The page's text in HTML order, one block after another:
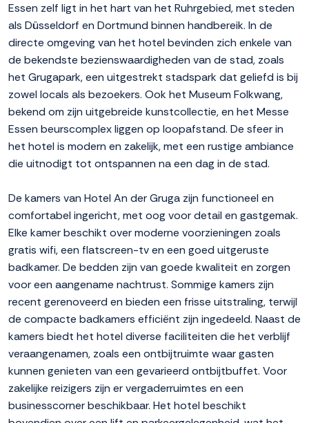
Essen zelf ligt in het hart van het Ruhrgebied, met steden
als Düsseldorf en Dortmund binnen handbereik. In de
directe omgeving van het hotel bevinden zich enkele van
de bekendste bezienswaardigheden van de stad, zoals
het Grugapark, een uitgestrekt stadspark dat geliefd is bij
zowel locals als bezoekers. Ook het Museum Folkwang,
bekend om zijn uitgebreide kunstcollectie, en het Messe
Essen beurscomplex liggen op loopafstand. De sfeer in
het hotel is modern en zakelijk, met een rustige ambiance
die uitnodigt tot ontspannen na een dag in de stad.
De kamers van Hotel An der Gruga zijn functioneel en
comfortabel ingericht, met oog voor detail en gastgemak.
Elke kamer beschikt over moderne voorzieningen zoals
gratis wifi, een flatscreen-tv en een goed uitgeruste
badkamer. De bedden zijn van goede kwaliteit en zorgen
voor een aangename nachtrust. Sommige kamers zijn
recent gerenoveerd en bieden een frisse uitstraling, terwijl
de compacte badkamers efficiënt zijn ingedeeld. Naast de
kamers biedt het hotel diverse faciliteiten die het verblijf
veraangenamen, zoals een ontbijtruimte waar gasten
kunnen genieten van een gevarieerd ontbijtbuffet. Voor
zakelijke reizigers zijn er vergaderruimtes en een
businesscorner beschikbaar. Het hotel beschikt